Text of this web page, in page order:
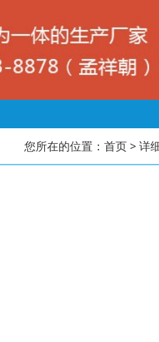
您所在的位置： 首页> 详